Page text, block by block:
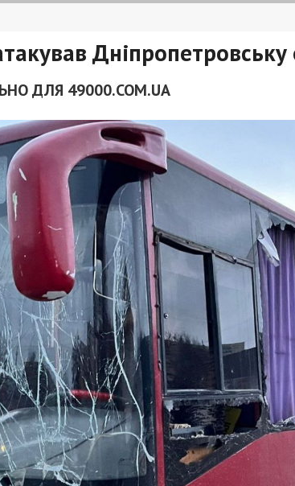
Дніпропетровську
ДЛЯ 49000.COM.UA